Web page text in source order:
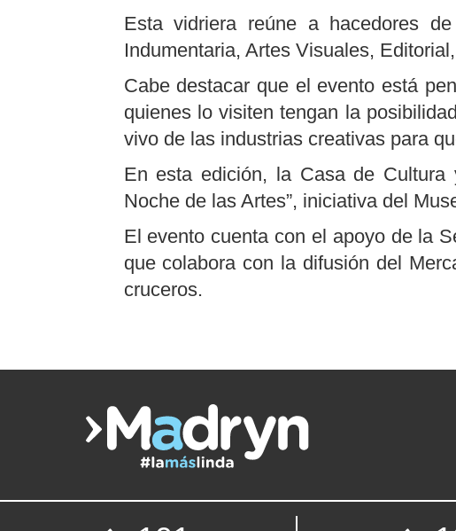
Esta vidriera reúne a hacedores
Indumentaria, Artes Visuales,
Cabe destacar que el evento está
quienes lo visiten tengan la
vivo de las industrias creativas para
En esta edición, la Casa de Cultura
Noche de las Artes”, iniciativa del
El evento cuenta con el apoyo de la
que colabora con la difusión del
cruceros.